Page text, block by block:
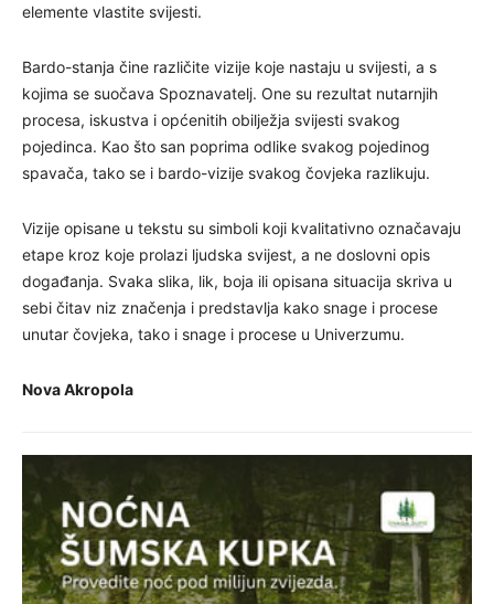
elemente vlastite svijesti.
Bardo-stanja čine različite vizije koje nastaju u svijesti, a s
kojima se suočava Spoznavatelj. One su rezultat nutarnjih
procesa, iskustva i općenitih obilježja svijesti svakog
pojedinca. Kao što san poprima odlike svakog pojedinog
spavača, tako se i bardo-vizije svakog čovjeka razlikuju.
Vizije opisane u tekstu su simboli koji kvalitativno označavaju
etape kroz koje prolazi ljudska svijest, a ne doslovni opis
događanja. Svaka slika, lik, boja ili opisana situacija skriva u
sebi čitav niz značenja i predstavlja kako snage i procese
unutar čovjeka, tako i snage i procese u Univerzumu.
Nova Akropola